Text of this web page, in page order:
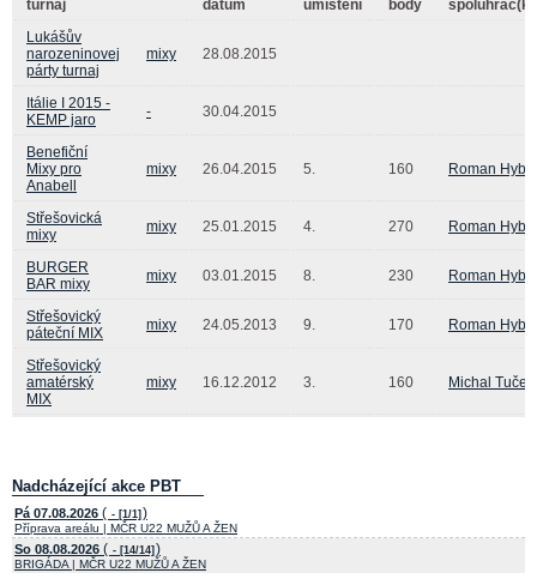
turnaj datum umístění body
Lukášův
narozeninovej
párty turnaj
mixy 28.08.2015
Itálie I 2015 -
KEMP jaro
- 30.04.2015
Benefiční
Mixy pro
Anabell
mixy 26.04.2015 5. 160 Roman
Střešovická
mixy
mixy 25.01.2015 4. 270 Roman
BURGER
BAR mixy
mixy 03.01.2015 8. 230 Roman
Střešovický
páteční MIX
mixy 24.05.2013 9. 170 Roman
Střešovický
amatérský
MIX
mixy 16.12.2012 3. 160 Michal Tuček
Nadcházející akce PBT
Pá 07.08.2026 ( - [1/1] )
Příprava areálu | MČR U22 MUŽŮ A ŽEN
So 08.08.2026 ( - [14/14] )
BRIGÁDA | MČR U22 MUŽŮ A ŽEN